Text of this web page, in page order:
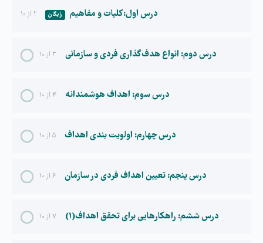
۲ از ۱۰ درس اول: کلیات و مفاهیم رایگان
۳ از ۱۰ درس دوم: انواع هدف گذاری فردی و سازمانی
۴ از ۱۰ درس سوم: اهداف هوشمندانه
۵ از ۱۰ درس چهارم: اولویت بندی اهداف
۶ از ۱۰ درس پنجم: تعیین اهداف فردی در سازمان
۷ از ۱۰ درس ششم: راهکارهایی برای تحقق اهداف(۱)